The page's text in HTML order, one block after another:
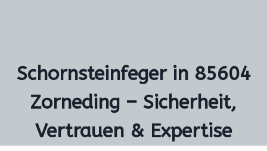
Schornsteinfeger in 85604
Zorneding – Sicherheit,
Vertrauen & Expertise